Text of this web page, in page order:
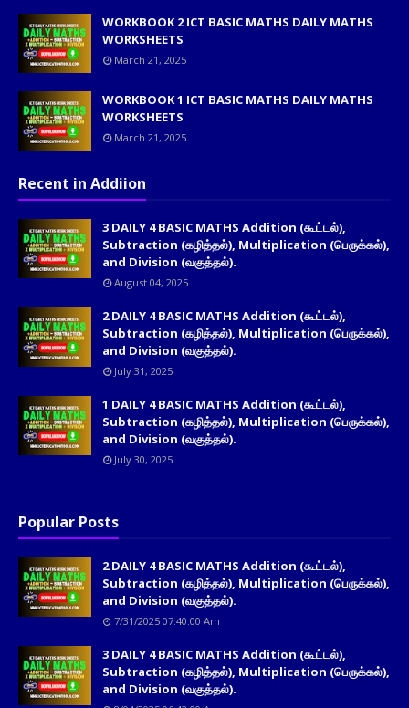
WORKBOOK 2 ICT BASIC MATHS DAILY MATHS
WORKSHEETS
March 21, 2025
WORKBOOK 1 ICT BASIC MATHS DAILY MATHS
WORKSHEETS
March 21, 2025
Recent in Addiion
3 DAILY 4 BASIC MATHS Addition (கூட்டல்),
Subtraction (கழித்தல்), Multiplication (பெருக்கல்),
and Division (வகுத்தல்).
August 04, 2025
2 DAILY 4 BASIC MATHS Addition (கூட்டல்),
Subtraction (கழித்தல்), Multiplication (பெருக்கல்),
and Division (வகுத்தல்).
July 31, 2025
1 DAILY 4 BASIC MATHS Addition (கூட்டல்),
Subtraction (கழித்தல்), Multiplication (பெருக்கல்),
and Division (வகுத்தல்).
July 30, 2025
Popular Posts
2 DAILY 4 BASIC MATHS Addition (கூட்டல்),
Subtraction (கழித்தல்), Multiplication (பெருக்கல்),
and Division (வகுத்தல்).
7/31/2025 07:40:00 Am
3 DAILY 4 BASIC MATHS Addition (கூட்டல்),
Subtraction (கழித்தல்), Multiplication (பெருக்கல்),
and Division (வகுத்தல்).